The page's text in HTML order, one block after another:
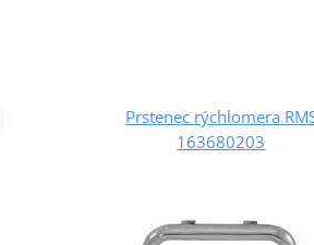
Prstenec rýchlomera
163680203